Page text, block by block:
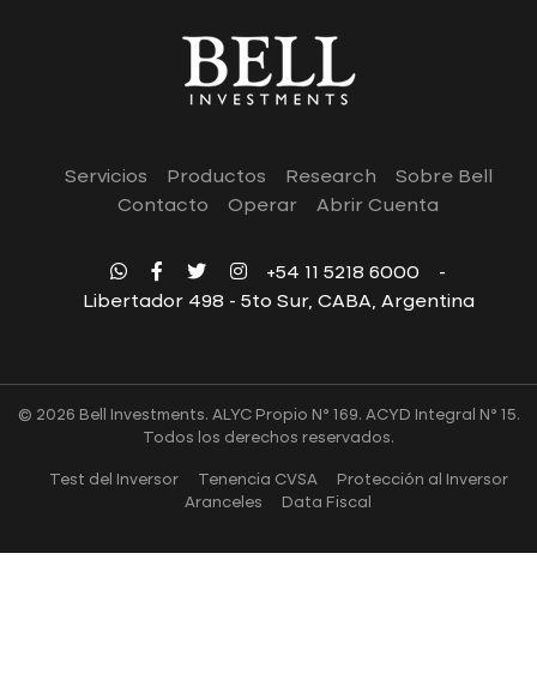
Servicios Productos Research
Sobre Bell
Contacto
Operar Abrir Cuenta
+54 11 5218 6000
-
Libertador 498 - 5to Sur, CABA, Argentina
© 2026 Bell Investments. ALYC Propio N° 169. ACYD Integral N° 15.
Todos los derechos reservados.
Test del Inversor Tenencia CVSA
Protección al Inversor
Aranceles
Data Fiscal